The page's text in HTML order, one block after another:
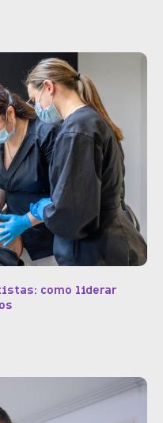
como liderar